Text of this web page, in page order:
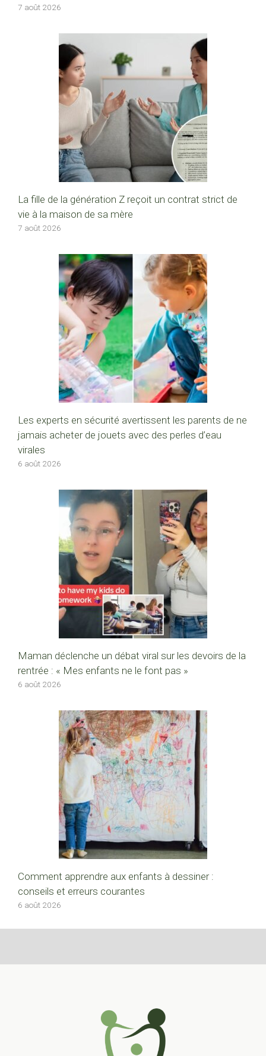
7 août 2026
La fille de la génération Z reçoit un contrat strict de
vie à la maison de sa mère
7 août 2026
Les experts en sécurité avertissent les parents de ne
jamais acheter de jouets avec des perles d’eau
virales
6 août 2026
Maman déclenche un débat viral sur les devoirs de la
rentrée : « Mes enfants ne le font pas »
6 août 2026
Comment apprendre aux enfants à dessiner :
conseils et erreurs courantes
6 août 2026